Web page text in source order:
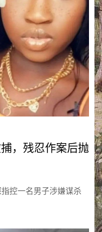
，残忍作案后抛
控一名男子涉嫌谋杀